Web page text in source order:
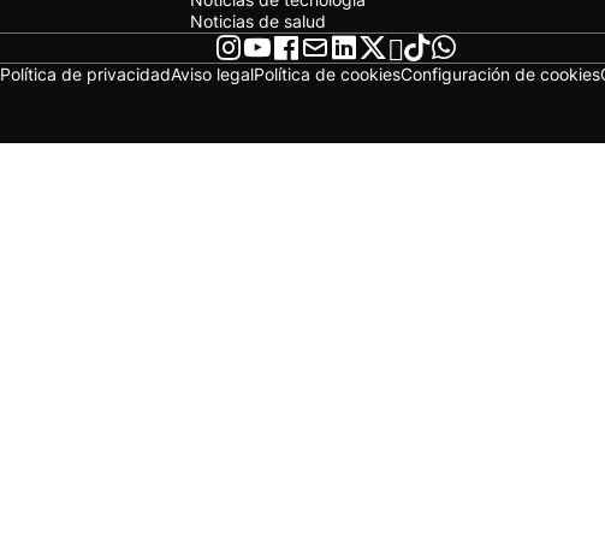
Noticias de salud
Política de privacidadAviso legalPolítica de cookiesConfiguración de cookies